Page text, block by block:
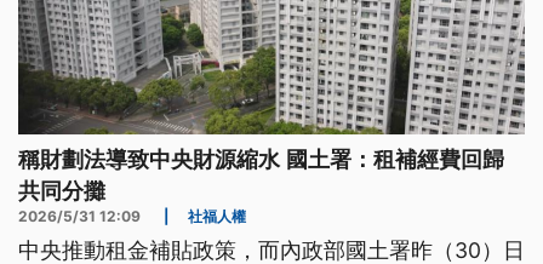
稱財劃法導致中央財源縮水 國土署：租補經費回歸
共同分攤
2026/5/31 12:09 社福人權
中央推動租金補貼政策，而內政部國土署昨（30）日